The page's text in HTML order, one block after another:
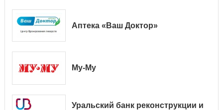
Аптека «Ваш Доктор»
Му-Му
Уральский банк реконструкции и